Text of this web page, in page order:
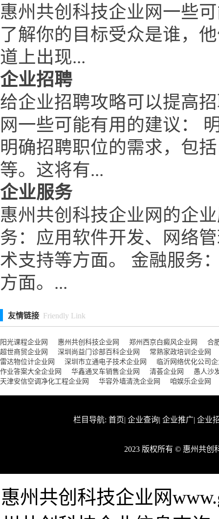
惠州共创科技企业网一些
了解你的目标受众是谁，
道上出现...
企业招聘
给企业招聘攻略可以提高
网一些可能有用的建议：
明确招聘职位的需求，包
等。这将有...
企业服务
惠州共创科技企业网的企
务：应用软件开发、网络
术支持等方面。 金融服务
方面。...
友情链接 Friendly Link
阳光课程企业网 惠州共创科技企业网 郑州西京白癜风企业网
合
超世商贸企业网
深圳尚益门诊部百科企业网
常熟家政培训企业网
雷达物位计企业网
深圳市立通电子技术企业网
临沂网络优化公司
作业答案大全企业网
华鑫通叉车销售企业网 清荟企业网
愚人沙
天津安信空调净化工程企业网
华容外墙清洗企业网 咱娱乐企业网
栏目导航: 首页| 企业查询| 企业推广| 企业
2023 版权所有 © 惠州共
惠州共创科技企业网